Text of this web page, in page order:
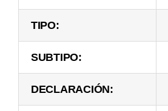
TIPO:
SUBTIPO:
DECLARACIÓN: